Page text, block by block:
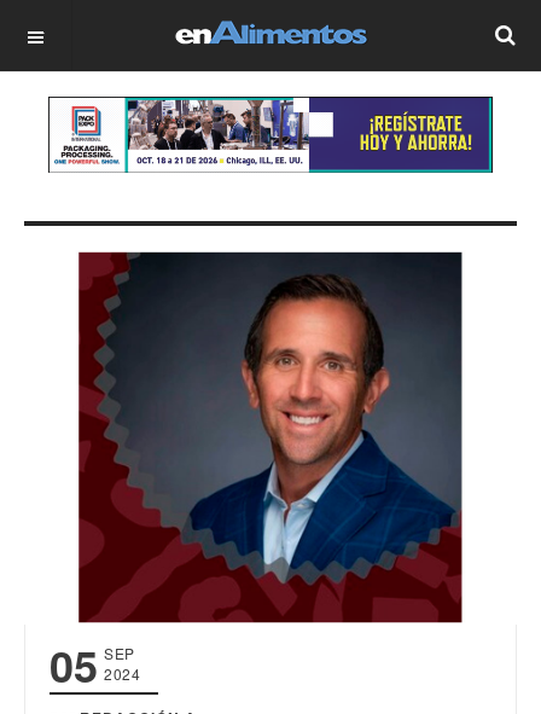
OFF CANVAS
05 SEP
2024